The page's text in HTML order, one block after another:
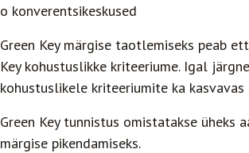
o konverentsikeskused
Green Key märgise taotlemiseks peab
Key kohustuslikke kriteeriume. Igal
kohustuslikele kriteeriumite ka
Green Key tunnistus omistatakse
märgise pikendamiseks.